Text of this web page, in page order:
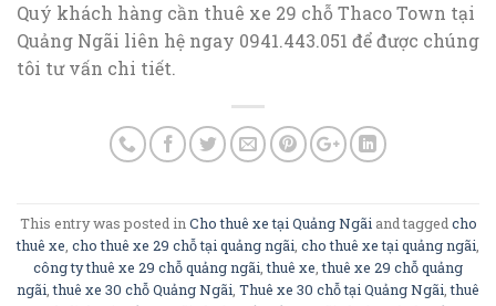
Quý khách hàng cần thuê xe 29 chỗ Thaco Town tại
Quảng Ngãi liên hệ ngay 0941.443.051 để được chúng
tôi tư vấn chi tiết.
This entry was posted in Cho thuê xe tại Quảng Ngãi and tagged cho
thuê xe cho thuê xe 29 chỗ tại quảng ngãi cho thuê xe tại quảng ngãi
công ty thuê xe 29 chỗ quảng ngãi ,thuê xe ,thuê xe 29 chỗ quảng
ngãi ,thuê xe 30 chỗ Quảng Ngãi Thuê xe 30 chỗ tại Quảng Ngãi ,thuê